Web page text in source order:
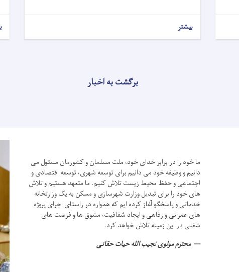
بیشتر
برگشت به اخبار
ما خود را در برابر خدای خود، ملت مسلمان و کشورمان مسئول می
دانیم و وظیفه خود می دانیم برای توسعه شهری، توسعه اقتصادی و
اجتماعی و حفظ محیط زیست تلاش کنیم. ما متعهد هستیم و تلاش
های خود را برای تبدیل وزارت شهرسازی و مسکن به یک وزارتخانه
خدماتی و پاسخگو آغاز کرده ایم که همواره در راستای اجرای پروژه
های عمرانی و رفاهی و ایجاد شفافیت، مشوق ها و فرصت های
شغلی در این زمینه تلاش خواهد کرد.
محترم مولوی نجیب الله حیات حقانی